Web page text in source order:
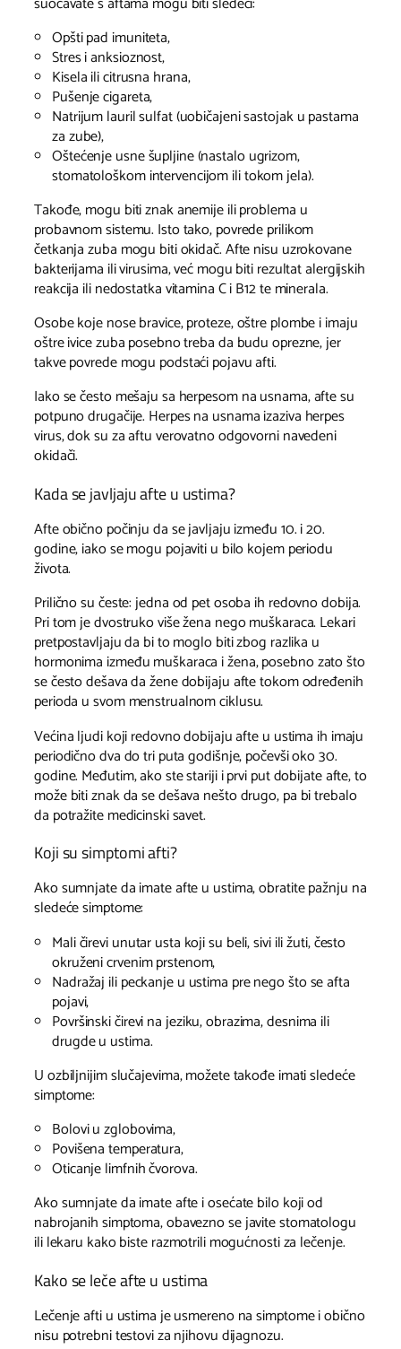
Opšti pad imuniteta,
Stres i anksioznost,
Kisela ili citrusna hrana,
Pušenje cigareta,
Natrijum lauril sulfat (uobičajeni sastojak u pastama
za zube),
Oštećenje usne šupljine (nastalo ugrizom,
stomatološkom intervencijom ili tokom jela).
Takođe, mogu biti znak anemije ili problema u
probavnom sistemu. Isto tako, povrede prilikom
četkanja zuba mogu biti okidač. Afte nisu uzrokovane
bakterijama ili virusima, već mogu biti rezultat alergijskih
reakcija ili nedostatka vitamina C i B12 te minerala.
Osobe koje nose bravice, proteze, oštre plombe i imaju
oštre ivice zuba posebno treba da budu oprezne, jer
takve povrede mogu podstaći pojavu afti.
Iako se često mešaju sa herpesom na usnama, afte su
potpuno drugačije. Herpes na usnama izaziva herpes
virus, dok su za aftu verovatno odgovorni navedeni
okidači.
Kada se javljaju afte u ustima?
Afte obično počinju da se javljaju između 10. i 20.
godine, iako se mogu pojaviti u bilo kojem periodu
života.
Prilično su česte: jedna od pet osoba ih redovno dobija.
Pri tom je dvostruko više žena nego muškaraca. Lekari
pretpostavljaju da bi to moglo biti zbog razlika u
hormonima između muškaraca i žena, posebno zato što
se često dešava da žene dobijaju afte tokom određenih
perioda u svom menstrualnom ciklusu.
Većina ljudi koji redovno dobijaju afte u ustima ih imaju
periodično dva do tri puta godišnje, počevši oko 30.
godine. Međutim, ako ste stariji i prvi put dobijate afte, to
može biti znak da se dešava nešto drugo, pa bi trebalo
da potražite medicinski savet.
Koji su simptomi afti?
Ako sumnjate da imate afte u ustima, obratite pažnju na
sledeće simptome:
Mali čirevi unutar usta koji su beli, sivi ili žuti, često
okruženi crvenim prstenom,
Nadražaj ili peckanje u ustima pre nego što se afta
pojavi,
Površinski čirevi na jeziku, obrazima, desnima ili
drugde u ustima.
U ozbiljnijim slučajevima, možete takođe imati sledeće
simptome:
Bolovi u zglobovima,
Povišena temperatura,
Oticanje limfnih čvorova.
Ako sumnjate da imate afte i osećate bilo koji od
nabrojanih simptoma, obavezno se javite stomatologu
ili lekaru kako biste razmotrili mogućnosti za lečenje.
Kako se leče afte u ustima
Lečenje afti u ustima je usmereno na simptome i obično
nisu potrebni testovi za njihovu dijagnozu.